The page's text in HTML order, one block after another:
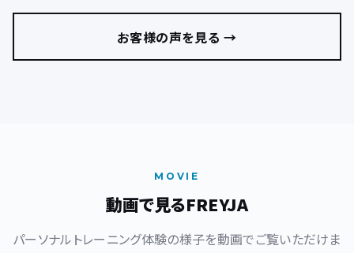
お客様の声を見る →
MOVIE
動画で見るFREYJA
パーソナルトレーニング体験の様子を動画でご覧いただけま